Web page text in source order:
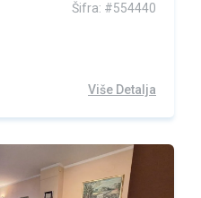
Šifra: #554440
Više Detalja